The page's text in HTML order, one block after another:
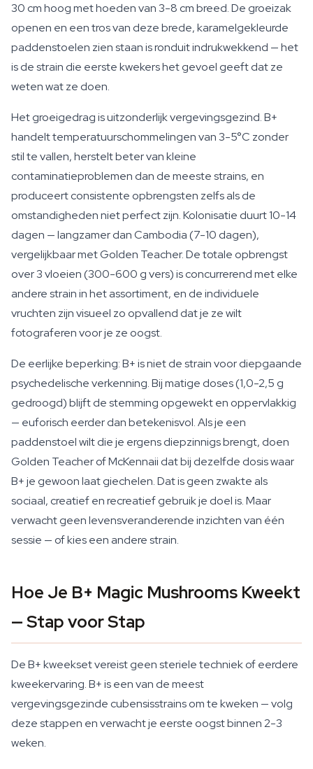
30 cm hoog met hoeden van 3-8 cm breed. De groeizak
openen en een tros van deze brede, karamelgekleurde
paddenstoelen zien staan is ronduit indrukwekkend — het
is de strain die eerste kwekers het gevoel geeft dat ze
weten wat ze doen.
Het groeigedrag is uitzonderlijk vergevingsgezind. B+
handelt temperatuurschommelingen van 3-5°C zonder
stil te vallen, herstelt beter van kleine
contaminatieproblemen dan de meeste strains, en
produceert consistente opbrengsten zelfs als de
omstandigheden niet perfect zijn. Kolonisatie duurt 10-14
dagen — langzamer dan Cambodia (7-10 dagen),
vergelijkbaar met Golden Teacher. De totale opbrengst
over 3 vloeien (300-600 g vers) is concurrerend met elke
andere strain in het assortiment, en de individuele
vruchten zijn visueel zo opvallend dat je ze wilt
fotograferen voor je ze oogst.
De eerlijke beperking: B+ is niet de strain voor diepgaande
psychedelische verkenning. Bij matige doses (1,0-2,5 g
gedroogd) blijft de stemming opgewekt en oppervlakkig
— euforisch eerder dan betekenisvol. Als je een
paddenstoel wilt die je ergens diepzinnigs brengt, doen
Golden Teacher of McKennaii dat bij dezelfde dosis waar
B+ je gewoon laat giechelen. Dat is geen zwakte als
sociaal, creatief en recreatief gebruik je doel is. Maar
verwacht geen levensveranderende inzichten van één
sessie — of kies een andere strain.
Hoe Je B+ Magic Mushrooms Kweekt
— Stap voor Stap
De B+ kweekset vereist geen steriele techniek of eerdere
kweekervaring. B+ is een van de meest
vergevingsgezinde cubensisstrains om te kweken — volg
deze stappen en verwacht je eerste oogst binnen 2-3
weken.